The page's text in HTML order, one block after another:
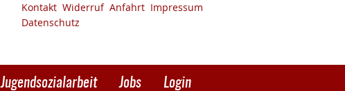
Kontakt Widerruf Anfahrt Impressum
Datenschutz
Jugendsozialarbeit Jobs Login